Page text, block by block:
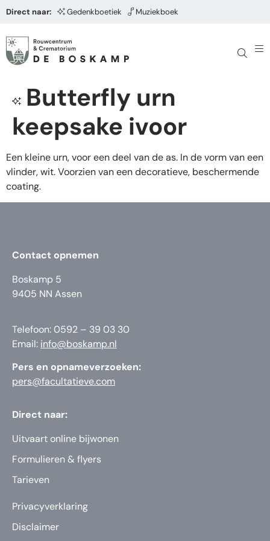
Direct naar: Gedenkboetiek Muziekboek
Butterfly urn
keepsake ivoor
Een kleine urn, voor een deel van de as. In de vorm van een
vlinder, wit. Voorzien van een decoratieve, beschermende
coating.
Contact opnemen
Boskamp 5
9405 NN Assen
Telefoon: 0592 – 39 03 30
Email: info@boskamp.nl
Pers en opnameverzoeken:
pers@facultatieve.com
Direct naar:
Uitvaart online bijwonen
Formulieren & flyers
Tarieven
Privacyverklaring
Disclaimer